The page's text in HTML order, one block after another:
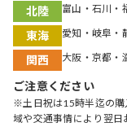
北陸 富山・石川・
東海 愛知・岐阜・
関西 大阪・京都・
ご注意ください
※土日祝は15時半迄の購
域や交通事情により翌日